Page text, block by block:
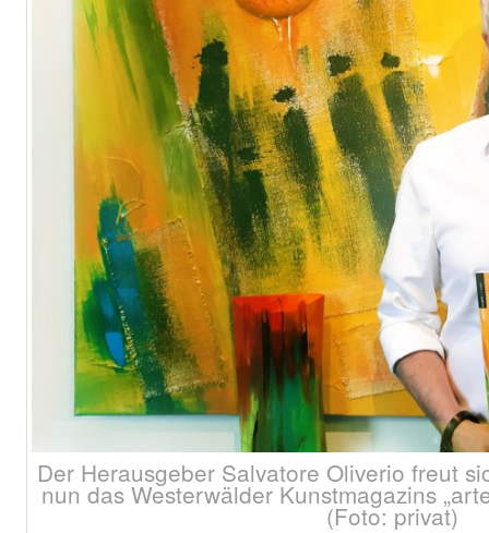
Der Herausgeber Salvatore Oliverio freut
nun das Westerwälder Kunstmagazins
(Foto: privat)